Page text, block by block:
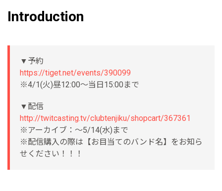
Introduction
▼予約
https://tiget.net/events/390099
※4/1(火)昼12:00〜当日15:00まで
▼配信
http://twitcasting.tv/clubtenjiku/shopcart/367361
※アーカイブ：〜5/14(水)まで
※配信購入の際は【お目当てのバンド名】をお知ら
せください！！！